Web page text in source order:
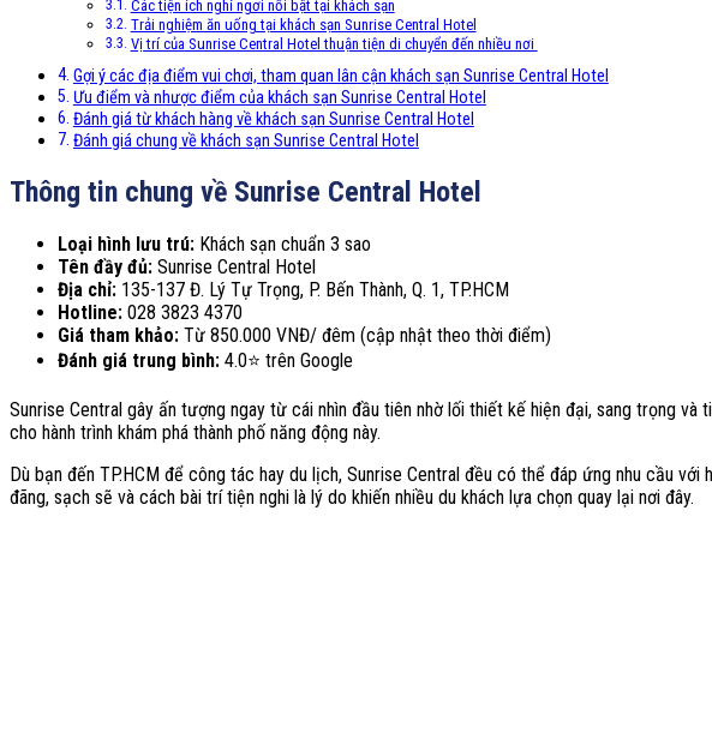
Các tiện ích nghỉ ngơi nổi bật tại khách sạn
Trải nghiệm ăn uống tại khách sạn Sunrise Central Hotel
Vị trí của Sunrise Central Hotel thuận tiện di chuyển đến nhiều nơi
Gợi ý các địa điểm vui chơi, tham quan lân cận khách sạn Sunrise Central Hotel
Ưu điểm và nhược điểm của khách sạn Sunrise Central Hotel
Đánh giá từ khách hàng về khách sạn Sunrise Central Hotel
Đánh giá chung về khách sạn Sunrise Central Hotel
Thông tin chung về Sunrise Central Hotel
Loại hình lưu trú: Khách sạn chuẩn 3 sao
Tên đầy đủ: Sunrise Central Hotel
Địa chỉ: 135-137 Đ. Lý Tự Trọng, P. Bến Thành, Q. 1, TP.HCM
Hotline: 028 3823 4370
Giá tham khảo: Từ 850.000 VNĐ/ đêm (cập nhật theo thời điểm)
Đánh giá trung bình: 4.0⭐ trên Google
Sunrise Central gây ấn tượng ngay từ cái nhìn đầu tiên nhờ lối thiết kế hiện đại, sang trọng
cho hành trình khám phá thành phố năng động này.
Dù bạn đến TP.HCM để công tác hay du lịch, Sunrise Central đều có thể đáp ứng nhu cầu
đãng, sạch sẽ và cách bài trí tiện nghi là lý do khiến nhiều du khách lựa chọn quay lại nơi đây.